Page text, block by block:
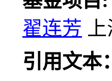
翟连芳
引用文本：